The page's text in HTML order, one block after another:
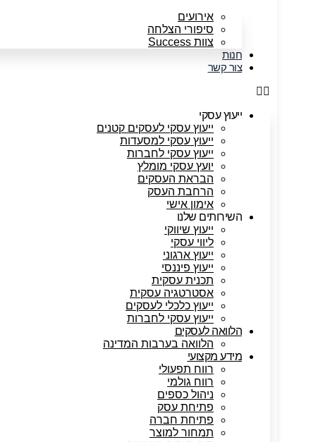
אירועים
סיפורי הצלחה
צוות Success
חנות
צור קשר
ייעוץ עסקי
ייעוץ עסקי לעסקים קטנים
ייעוץ עסקי למסעדות
ייעוץ עסקי לחברות
יועץ עסקי מומלץ
הבראת העסקים
הרחבת העסק
אימון אישי
השירותים שלנו
ייעוץ שיווקי
ליווי עסקי
ייעוץ ארגוני
ייעוץ פיננסי
תכנית עסקית
אסטרטגיה עסקית
ייעוץ כלכלי לעסקים
ייעוץ עסקי לחברות
הלוואה לעסקים
הלוואה בערבות המדינה
מידע מקצועי
רווח תפעולי
רווח גולמי
ניהול כספים
פתיחת עסק
פתיחת חברה
תמחור למוצר